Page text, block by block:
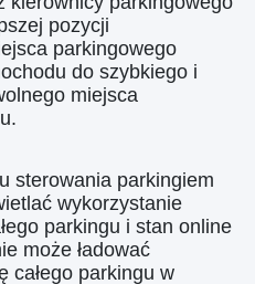
pozycji
parkingowego
do szybkiego i
miejsca
sterowania parkingiem
wykorzystanie
parkingu i stan online
może ładować
całego parkingu w